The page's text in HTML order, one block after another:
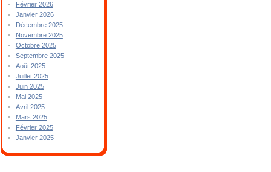
Février 2026
Janvier 2026
Décembre 2025
Novembre 2025
Octobre 2025
Septembre 2025
Août 2025
Juillet 2025
Juin 2025
Mai 2025
Avril 2025
Mars 2025
Février 2025
Janvier 2025